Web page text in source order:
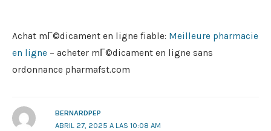
Achat mГ©dicament en ligne fiable: Meilleure pharmacie
en ligne – acheter mГ©dicament en ligne sans
ordonnance pharmafst.com
BERNARDPEP
ABRIL 27, 2025 A LAS 10:08 AM